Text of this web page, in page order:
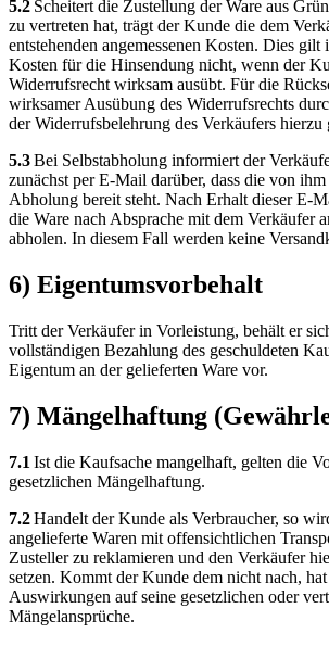
5.2 Scheitert die Zustellung der Ware aus
zu vertreten hat, trägt der Kunde die dem
entstehenden angemessenen Kosten. Dies
Kosten für die Hinsendung nicht, wenn der
Widerrufsrecht wirksam ausübt. Für die
wirksamer Ausübung des Widerrufsrechts
der Widerrufsbelehrung des Verkäufers hierzu
5.3Bei Selbstabholung informiert der
zunächst per E-Mail darüber, dass die von
Abholung bereit steht. Nach Erhalt dieser E-
die Ware nach Absprache mit dem Verkäufer
abholen. In diesem Fall werden keine
6) Eigentumsvorbehalt
Tritt der Verkäufer in Vorleistung, behält er
vollständigen Bezahlung des geschuldeten
Eigentum an der gelieferten Ware vor.
7) Mängelhaftung
7.1 Ist die Kaufsache mangelhaft, gelten die
gesetzlichen Mängelhaftung.
7.2Handelt der Kunde als Verbraucher, so
angelieferte Waren mit offensichtlichen
Zusteller zu reklamieren und den Verkäufer
setzen. Kommt der Kunde dem nicht nach,
Auswirkungen auf seine gesetzlichen oder
Mängelansprüche.